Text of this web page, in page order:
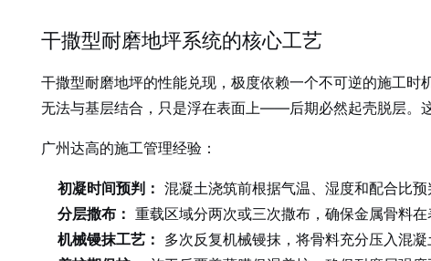
干撒型耐磨地坪系统的核心工艺
干撒型耐磨地坪的性能兑现，极度依赖一个不可逆的施工时
无法与基层结合，只是浮在表面上——后期必然起壳脱层。这
广州达高的施工管理经验：
初凝时间预判： 混凝土浇筑前根据气温、湿度和配合比
分层撒布： 重载区域分两次或三次撒布，确保金属骨料
机械镘抹工艺： 多次反复机械镘抹，将骨料充分压入混